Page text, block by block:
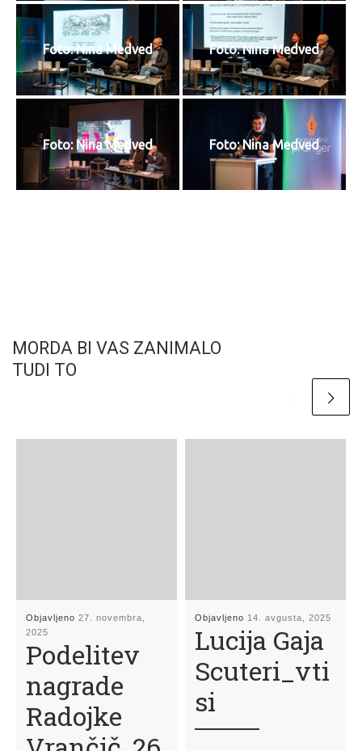
Foto: Nina Medved Foto: Nina Medved
Foto: Nina Medved Foto: Nina Medved
MORDA BI VAS ZANIMALO
TUDI TO
Objavljeno27. novembra,
2025
Podelitev
nagrade
Radojke
Objavljeno 14. avgusta, 2025
Lucija Gaja
Scuteri_vti
si